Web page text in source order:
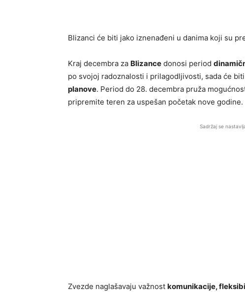
Blizanci će biti jako iznenađeni u danima koji su
Kraj decembra za Blizance donosi period
po svojoj radoznalosti i prilagodljivosti, sada će
planove. Period do 28. decembra pruža
pripremite teren za uspešan početak nove godine.
Sadržaj se
Zvezde naglašavaju važnost komunikacije,